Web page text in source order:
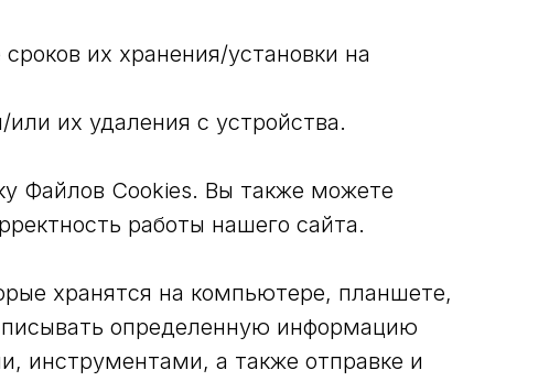
их хранения/установки на
их удаления с устройства.
Файлов Cookies. Вы также можете
работы нашего сайта.
хранятся на компьютере, планшете,
определенную информацию
инструментами, а также отправке и